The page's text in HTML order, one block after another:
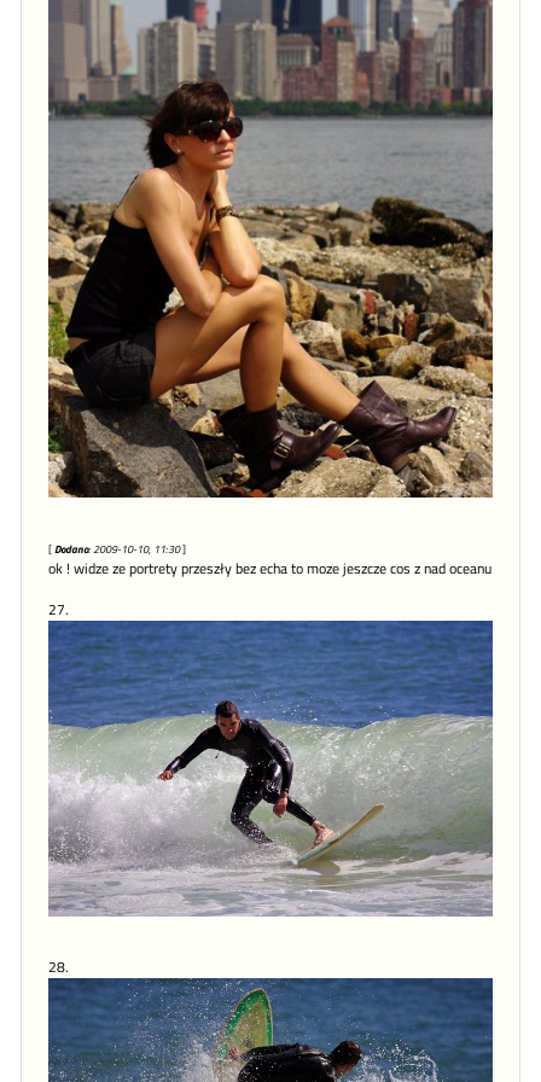
[Dodano: 2009-10-10, 11:30]
ok ! widze ze portrety przeszły bez echa to moze jeszcze cos z nad oceanu
27.
28.